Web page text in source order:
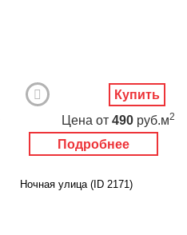
Подробнее
Цена от 490 руб.м2
Купить
Ночная улица (ID 2171)